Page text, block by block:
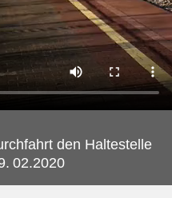
den Haltestelle
02.2020